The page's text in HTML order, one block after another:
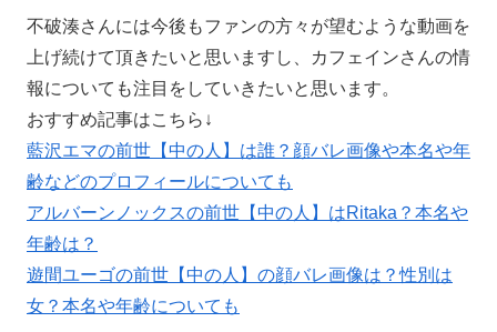
不破湊さんには今後もファンの方々が望むような動画を
上げ続けて頂きたいと思いますし、カフェインさんの情
報についても注目をしていきたいと思います。
おすすめ記事はこちら↓
藍沢エマの前世【中の人】は誰？顔バレ画像や本名や年
齢などのプロフィールについても
アルバーンノックスの前世【中の人】はRitaka？本名や
年齢は？
遊間ユーゴの前世【中の人】の顔バレ画像は？性別は
女？本名や年齢についても